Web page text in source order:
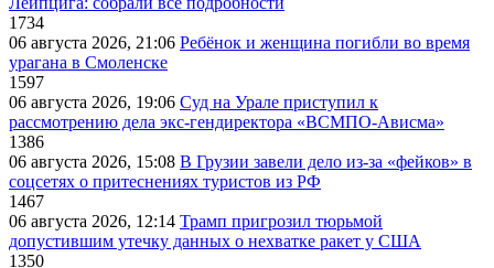
1734
06 августа 2026, 21:06 Ребёнок и женщина погибли во время
урагана в Смоленске
1597
06 августа 2026, 19:06 Суд на Урале приступил к
рассмотрению дела экс-гендиректора «ВСМПО-Ависма»
1386
06 августа 2026, 15:08 В Грузии завели дело из-за «фейков» в
соцсетях о притеснениях туристов из РФ
1467
06 августа 2026, 12:14 Трамп пригрозил тюрьмой
допустившим утечку данных о нехватке ракет у США
1350